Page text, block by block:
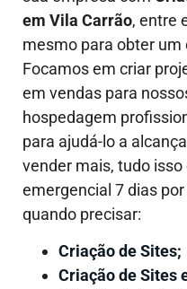
em Vila Carrão, entre
mesmo para obter
Focamos em criar
em vendas para
hospedagem
para ajudá-lo a
vender mais, tudo
emergencial 7 dias
quando precisar:
Criação de Sites;
Criação de Sites